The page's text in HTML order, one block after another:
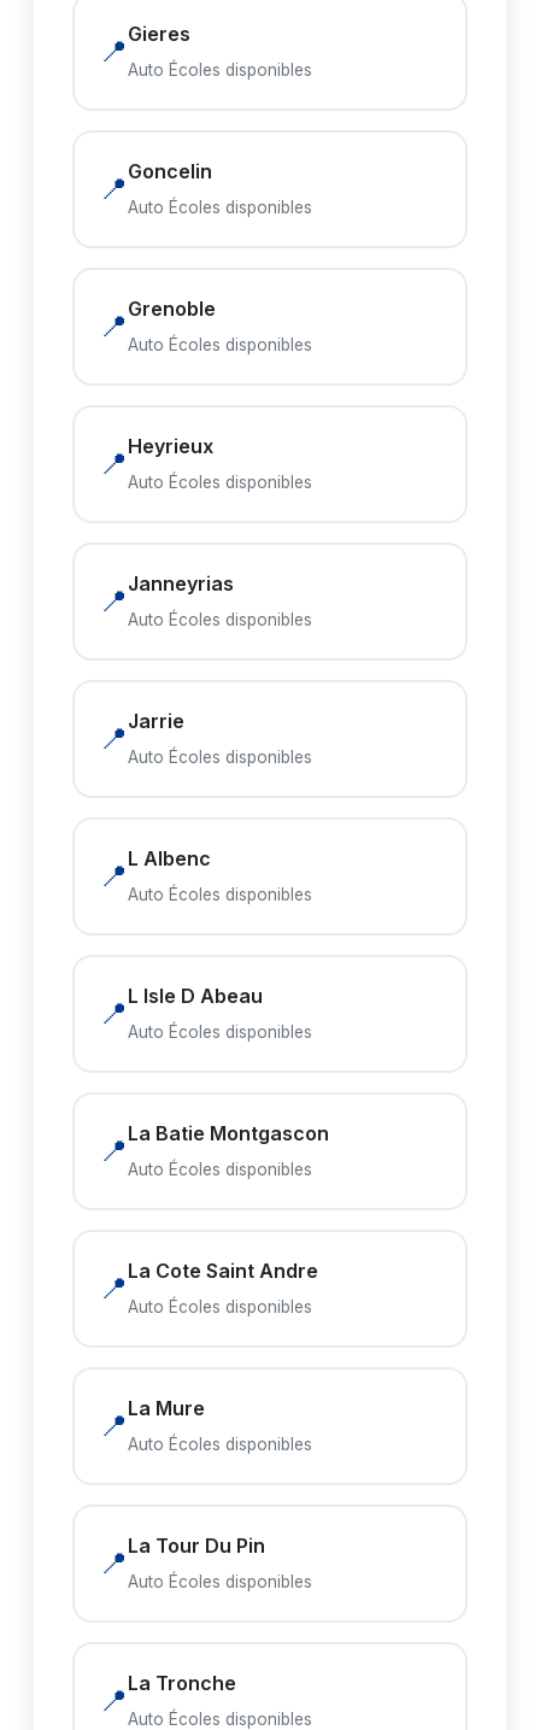
📍 Gieres
Auto Écoles disponibles
📍 Goncelin
Auto Écoles disponibles
📍 Grenoble
Auto Écoles disponibles
📍 Heyrieux
Auto Écoles disponibles
📍 Janneyrias
Auto Écoles disponibles
📍 Jarrie
Auto Écoles disponibles
📍 L Albenc
Auto Écoles disponibles
📍 L Isle D Abeau
Auto Écoles disponibles
📍 La Batie Montgascon
Auto Écoles disponibles
📍 La Cote Saint Andre
Auto Écoles disponibles
📍 La Mure
Auto Écoles disponibles
📍 La Tour Du Pin
Auto Écoles disponibles
📍 La Tronche
Auto Écoles disponibles